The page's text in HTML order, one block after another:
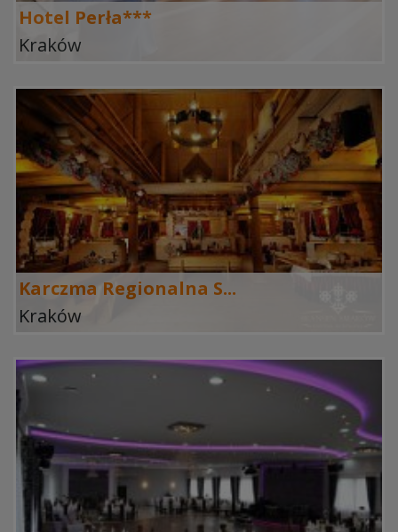
Hotel Perła***
Kraków
Karczma Regionalna S...
Kraków